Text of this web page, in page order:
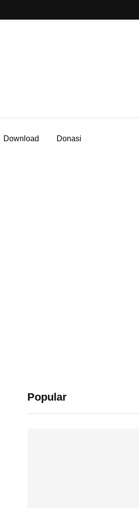
Download Donasi
Popular